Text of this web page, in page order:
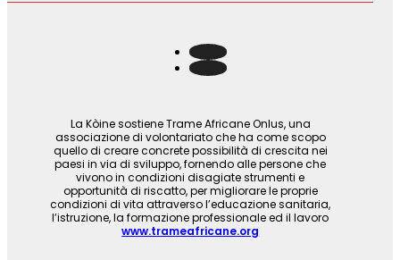
La Kòine sostiene Trame Africane Onlus, una
associazione di volontariato che ha come scopo
quello di creare concrete possibilità di crescita nei
paesi in via di sviluppo, fornendo alle persone che
vivono in condizioni disagiate strumenti e
opportunità di riscatto, per migliorare le proprie
condizioni di vita attraverso l’educazione sanitaria,
l’istruzione, la formazione professionale ed il lavoro
www.trameafricane.org